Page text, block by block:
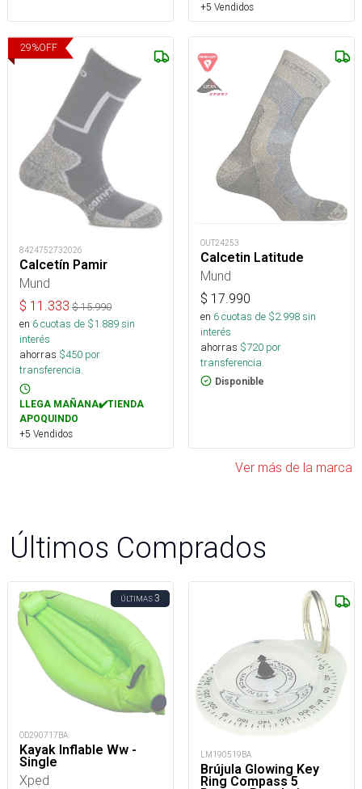
+5 Vendidos
29%OFF
8424752732026
Calcetín Pamir
Mund
$ 11.333 $15.990
en 6cuotas de $1.889sin
interés
ahorras $450 por
transferencia.
LLEGA MAÑANA✔️TIENDA
APOQUINDO
+5 Vendidos
OUT24253
Calcetin Latitude
Mund
$ 17.990
en 6cuotas de $2.998sin
interés
ahorras $720 por
transferencia.
Disponible
Ver más de la marca
Últimos Comprados
ÚLTIMAS3
OD290717BA
Kayak Inflable Ww -
Single
Xped
LM190519BA
Brújula Glowing Key
Ring Compass 5